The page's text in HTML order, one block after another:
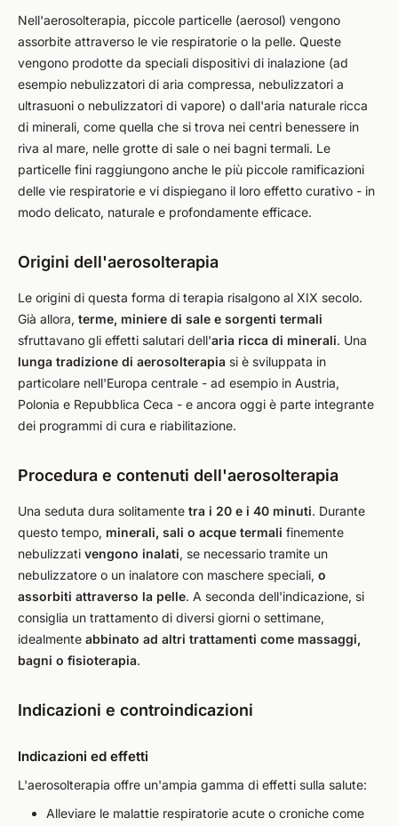
Nell'aerosolterapia, piccole particelle (aerosol) vengono
assorbite attraverso le vie respiratorie o la pelle. Queste
vengono prodotte da speciali dispositivi di inalazione (ad
esempio nebulizzatori di aria compressa, nebulizzatori a
ultrasuoni o nebulizzatori di vapore) o dall'aria naturale ricca
di minerali, come quella che si trova nei centri benessere in
riva al mare, nelle grotte di sale o nei bagni termali. Le
particelle fini raggiungono anche le più piccole ramificazioni
delle vie respiratorie e vi dispiegano il loro effetto curativo - in
modo delicato, naturale e profondamente efficace.
Origini dell'aerosolterapia
Le origini di questa forma di terapia risalgono al XIX secolo.
Già allora, terme, miniere di sale e sorgenti termali
sfruttavano gli effetti salutari dell'aria ricca di minerali. Una
lunga tradizione di aerosolterapia si è sviluppata in
particolare nell'Europa centrale - ad esempio in Austria,
Polonia e Repubblica Ceca - e ancora oggi è parte integrante
dei programmi di cura e riabilitazione.
Procedura e contenuti dell'aerosolterapia
Una seduta dura solitamente tra i 20 e i 40 minuti. Durante
questo tempo, minerali, sali o acque termali finemente
nebulizzati vengono inalati, se necessario tramite un
nebulizzatore o un inalatore con maschere speciali, o
assorbiti attraverso la pelle. A seconda dell'indicazione, si
consiglia un trattamento di diversi giorni o settimane,
idealmente abbinato ad altri trattamenti come massaggi,
bagni o fisioterapia.
Indicazioni e controindicazioni
Indicazioni ed effetti
L'aerosolterapia offre un'ampia gamma di effetti sulla salute:
Alleviare le malattie respiratorie acute o croniche come